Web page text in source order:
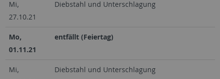
Mi,
27.10.21
Diebstahl und Unterschlagung
Mo,
01.11.21
entfällt (Feiertag)
Mi,
Diebstahl und Unterschlagung